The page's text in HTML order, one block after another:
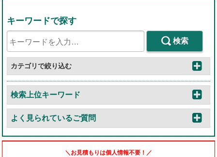
キーワードで探す
検索
カテゴリで絞り込む
検索上位キーワード
よく見られているご質問
＼お見積もりは個人情報不要！／